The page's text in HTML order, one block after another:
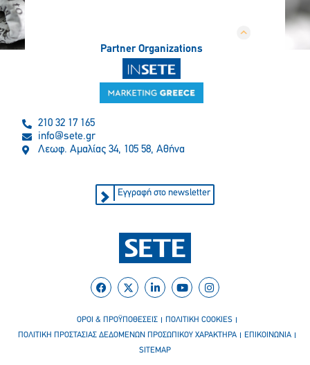
Partner Organizations
210 32 17 165
info@sete.gr
Λεωφ. Αμαλίας 34, 105 58, Αθήνα
Εγγραφή στο newsletter
ΟΡΟΙ & ΠΡΟΫΠΟΘΕΣΕΙΣ
ΠΟΛΙΤΙΚΗ COOKIES
ΠΟΛΙΤΙΚΗ ΠΡΟΣΤΑΣΙΑΣ ΔΕΔΟΜΕΝΩΝ ΠΡΟΣΩΠΙΚΟΥ ΧΑΡΑΚΤΗΡΑ
ΕΠΙΚΟΙΝΩΝΙΑ
SITEMAP